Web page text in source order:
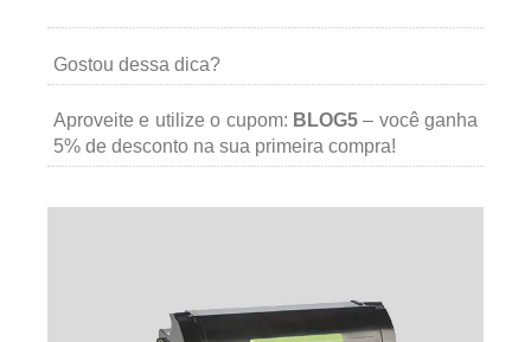
Gostou dessa dica?
Aproveite e utilize o cupom: BLOG5– você ganha
5% de desconto na sua primeira compra!